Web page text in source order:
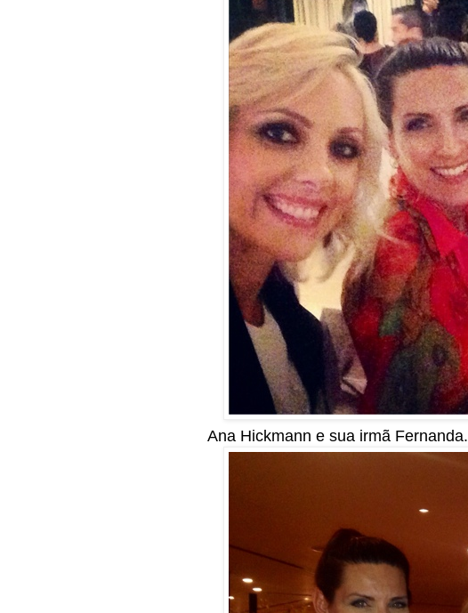
Ana Hickmann e sua irmã Fernanda.